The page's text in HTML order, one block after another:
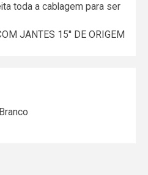
toda a cablagem para ser
JANTES 15'' DE ORIGEM